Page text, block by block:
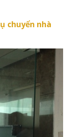
chuyển nhà